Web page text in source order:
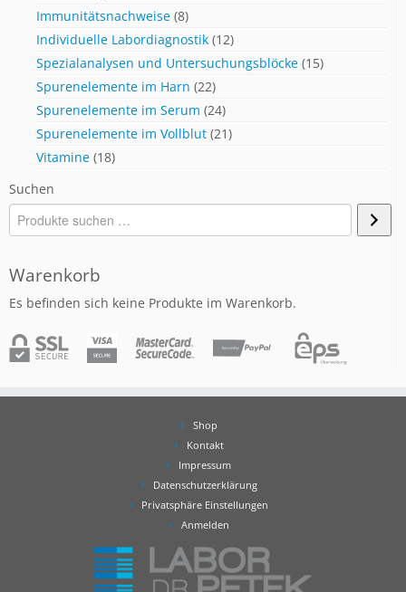
Immunitätsnachweise (8)
Individuelle Labordiagnostik (12)
Spezialanalysen und Untersuchungsblöcke (15)
Spurenelemente im Harn (22)
Spurenelemente im Serum (24)
Spurenelemente im Vollblut (21)
Vitamine (18)
Suchen
Warenkorb
Es befinden sich keine Produkte im Warenkorb.
Shop
Kontakt
Impressum
Datenschutzerklärung
Privatsphäre Einstellungen
Anmelden